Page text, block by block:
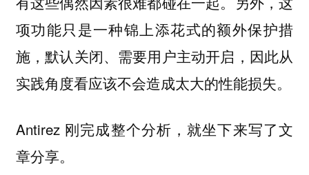
项功能只是一种锦上添花式的额外保护措
施，默认关闭、需要用户主动开启，因此从
实践角度看应该不会造成太大的性能损失。
Antirez 刚完成整个分析，就坐下来写了文
章分享。